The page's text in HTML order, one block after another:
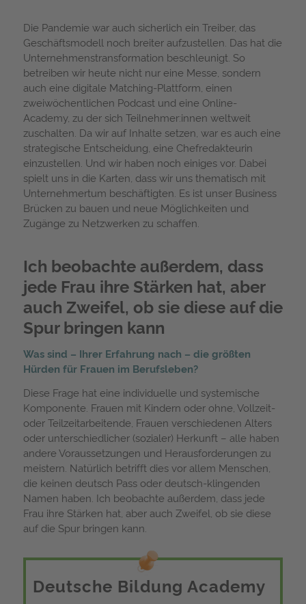
Die Pandemie war auch sicherlich ein Treiber, das
Geschäftsmodell noch breiter aufzustellen. Das hat die
Unternehmenstransformation beschleunigt. So
betreiben wir heute nicht nur eine Messe, sondern
auch eine digitale Matching-Plattform, einen
zweiwöchentlichen Podcast und eine Online-
Academy, zu der sich Teilnehmer:innen weltweit
zuschalten. Da wir auf Inhalte setzen, war es auch eine
strategische Entscheidung, eine Chefredakteurin
einzustellen. Und wir haben noch einiges vor. Dabei
spielt uns in die Karten, dass wir uns thematisch mit
Unternehmertum beschäftigten. Es ist unser Business
Brücken zu bauen und neue Möglichkeiten und
Zugänge zu Netzwerken zu schaffen.
Ich beobachte außerdem, dass
jede Frau ihre Stärken hat, aber
auch Zweifel, ob sie diese auf die
Spur bringen kann
Was sind – Ihrer Erfahrung nach – die größten
Hürden für Frauen im Berufsleben?
Diese Frage hat eine individuelle und systemische
Komponente. Frauen mit Kindern oder ohne, Vollzeit-
oder Teilzeitarbeitende, Frauen verschiedenen Alters
oder unterschiedlicher (sozialer) Herkunft – alle haben
andere Voraussetzungen und Herausforderungen zu
meistern. Natürlich betrifft dies vor allem Menschen,
die keinen deutsch Pass oder deutsch-klingenden
Namen haben. Ich beobachte außerdem, dass jede
Frau ihre Stärken hat, aber auch Zweifel, ob sie diese
auf die Spur bringen kann.
Deutsche Bildung Academy